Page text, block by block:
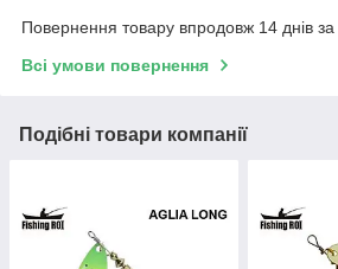
Повернення товару впродовж 14 днів
Всі умови повернення
Подібні товари компанії